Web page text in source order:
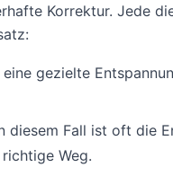
Korrektur. Jede
gezielte
diesem Fall ist oft die
Weg.